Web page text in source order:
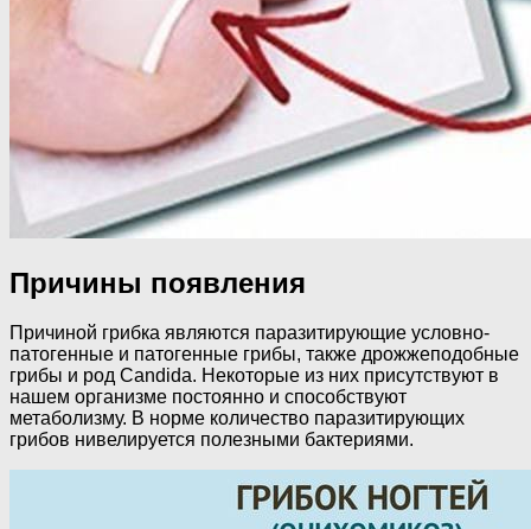
Причины появления
Причиной грибка являются паразитирующие условно-
патогенные и патогенные грибы, также дрожжеподобные
грибы и род Candida. Некоторые из них присутствуют в
нашем организме постоянно и способствуют
метаболизму. В норме количество паразитирующих
грибов нивелируется полезными бактериями.